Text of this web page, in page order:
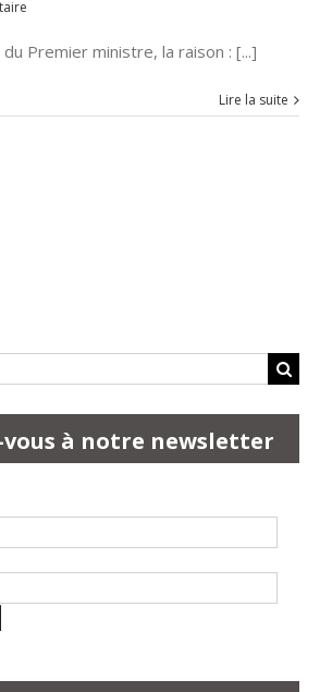
Premier ministre, la raison : [...]
Lire la suite
vous à notre newsletter